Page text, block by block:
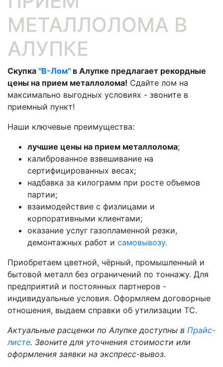
МЕТАЛЛОЛОМА В
АЛУПКЕ
Скупка "В-Лом" в Алупке предлагает рекордные
цены на прием металлолома! Сдайте лом на
максимально выгодных условиях - звоните в
приемный пункт!
Наши ключевые преимущества:
лучшие цены на прием металлолома;
калиброванное взвешивание на
сертифицированных весах;
надбавка за килограмм при росте объемов
партии;
взаимодействие с физлицами и
корпоративными клиентами;
оказание услуг газопламенной резки,
демонтажных работ и самовывозу.
Приобретаем цветной, чёрный, промышленный и
бытовой металл без ограничений по тоннажу. Для
предприятий и постоянных партнеров -
индивидуальные условия. Оформляем договорные
отношения, выдаем справки об утилизации ТС.
Актуальные расценки по Алупке доступны в Прайс-
листе. Звоните для уточнения стоимости или
оформления заявки на экспресс-вывоз.